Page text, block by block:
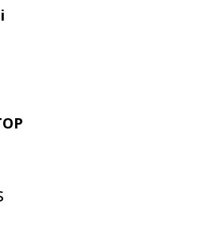
di sovrapposizione,
e dimensioni minime dei
262 (2025)